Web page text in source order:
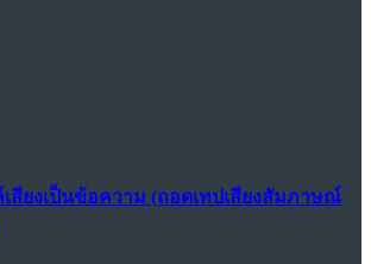
สียงเป็นข้อความ (ถอดเทปเสียงสัมภาษณ์